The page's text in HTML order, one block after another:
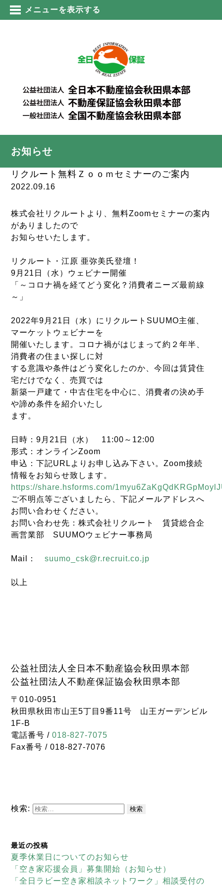
メニューを表示する
お知らせ
リクルート無料Ｚｏｏｍセミナーのご案内
2022.09.16
株式会社リクルートより、無料Zoomセミナーの案内
がありましたので
お知らせいたします。
リクルート・江原 亜弥美氏登壇！
9月21日（水）ウェビナー開催
「～コロナ禍を経てどう変化？消費者ニーズ最前線
～」
2022年9月21日（水）にリクルートSUUMO主催、
マーケットウェビナーを
開催いたします。コロナ禍がはじまって約２年半、
消費者の住まい探しに対
する意識や条件はどう変化したのか、今回は賃貸住
宅だけでなく、売買では
新築一戸建て・中古住宅を中心に、消費者の決め手
や諦め条件を紹介いたし
ます。
日時：9月21日（水） 11:00～12:00
形式：オンラインZoom
申込：下記URLよりお申し込み下さい。Zoom接続
情報をお知らせ致します。
https://share.hsforms.com/
ご不明点等ございましたら、下記メールアドレスへ
お問い合わせください。
お問い合わせ先：株式会社リクルート 賃貸総合企
画営業部 SUUMOウェビナー事務局
Mail：suumo_csk@r.recruit.co.jp
以上
公益社団法人全日本不動産協会秋田県本部
公益社団法人不動産保証協会秋田県本部
〒010-0951
秋田県秋田市山王5丁目9番11号 山王ガーデンビル
1F-B
電話番号 /018-827-7075
Fax番号 / 018-827-7076
検索:
最近の投稿
夏季休業日についてのお知らせ
「空き家応援会員」募集開始（お知らせ）
「全日ラビー空き家相談ネットワーク」相談受付の